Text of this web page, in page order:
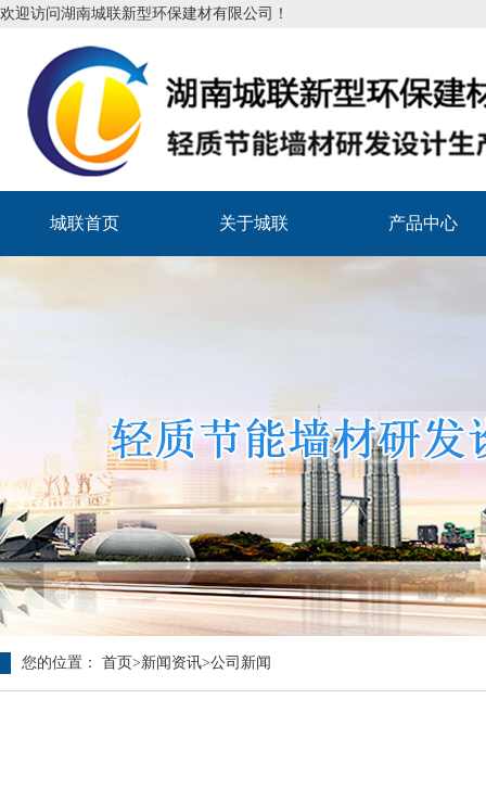
欢迎访问湖南城联新型环保建材有限公司！
城联首页 关于城联 产品中心
您的位置： 首页>新闻资讯>公司新闻